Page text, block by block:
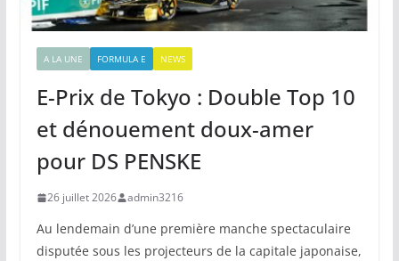
A LA UNE FORMULA E NEWS
E-Prix de Tokyo : Double Top 10
et dénouement doux-amer
pour DS PENSKE
26 juillet 2026 admin3216
Au lendemain d’une première manche spectaculaire
disputée sous les projecteurs de la capitale japonaise,